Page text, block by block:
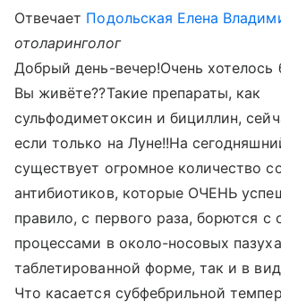
Отвечает Подольская Елена
отоларинголог
Добрый день-вечер!Очень хотелось
Вы живёте??Такие препараты, как
сульфодиметоксин и бициллин,
если только на Луне!!На
существует огромное количество
антибиотиков, которые ОЧЕНЬ
правило, с первого раза, борются с
процессами в около-носовых
таблетированной форме, так и в
Что касается субфебрильной